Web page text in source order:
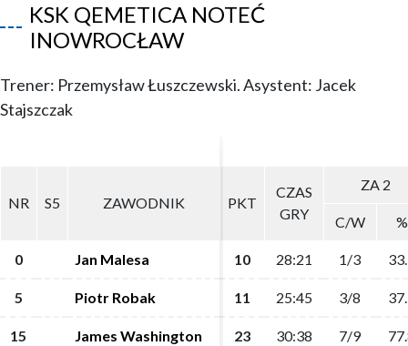
KSK QEMETICA NOTEĆ
INOWROCŁAW
Trener: Przemysław Łuszczewski. Asystent: Jacek
Stajszczak
NR S5 ZAWODNIK PKT
CZAS
GRY
ZA 2
C/W %
0 Jan Malesa 10 28:21 1/3
5 Piotr Robak 11 25:45 3/8
15 James Washington 23 30:38 7/9
NR S5 ZAWODNIK PKT
CZAS
GRY
ZA 2
C/W %
0 Jan Malesa 10 28:21 1/3
5 Piotr Robak 11 25:45 3/8
15 James Washington 23 30:38 7/9